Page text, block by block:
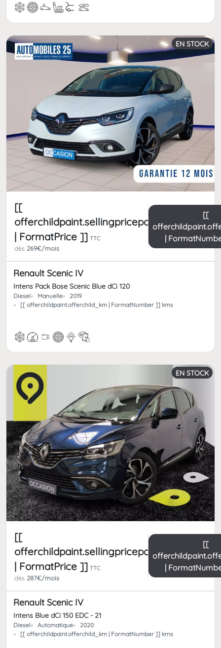
EN STOCK
[[
offerchildpaint.sellingpricepart_ttc
| FormatPrice ]] TTC
dès 269€/mois
[[
|
Renault Scenic IV
Intens Pack Bose Scenic Blue dCi 120
Diesel Manuelle
2019
[[ offerchildpaint.offerchild_km | FormatNumber ]] kms
EN STOCK
[[
offerchildpaint.sellingpricepart_ttc
| FormatPrice ]] TTC
dès 287€/mois
[[
|
Renault Scenic IV
Intens Blue dCi 150 EDC - 21
Diesel Automatique
2020
[[ offerchildpaint.offerchild_km | FormatNumber ]] kms